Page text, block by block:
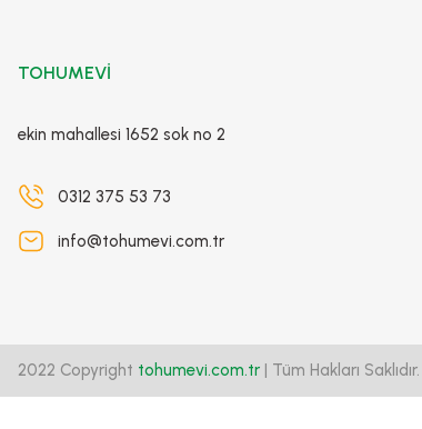
Detaylı İncele
TOHUMEVİ
ekin mahallesi 1652 sok no 2
0312 375 53 73
info@tohumevi.com.tr
2022 Copyright tohumevi.com.tr | Tüm Hakları Saklıdır.